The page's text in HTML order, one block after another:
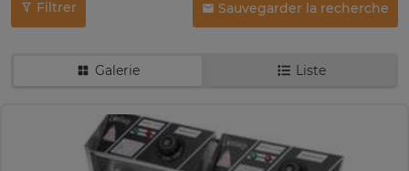
Filtrer Sauvegarder la recherche
Galerie Liste